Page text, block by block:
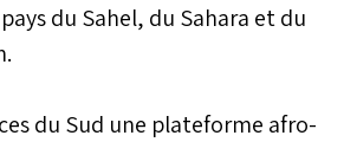
du Sahel, du Sahara et du
du Sud une plateforme afro-